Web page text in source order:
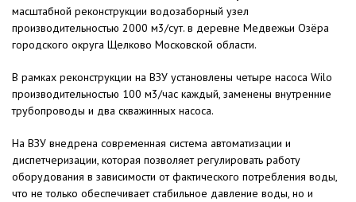
масштабной реконструкции водозаборный узел
производительностью 2000 м3/сут. в деревне Медвежьи Озёра
городского округа Щелково Московской области.
В рамках реконструкции на ВЗУ установлены четыре насоса Wilo
производительностью 100 м3/час каждый, заменены внутренние
трубопроводы и два скважинных насоса.
На ВЗУ внедрена современная система автоматизации и
диспетчеризации, которая позволяет регулировать работу
оборудования в зависимости от фактического потребления воды,
что не только обеспечивает стабильное давление воды, но и